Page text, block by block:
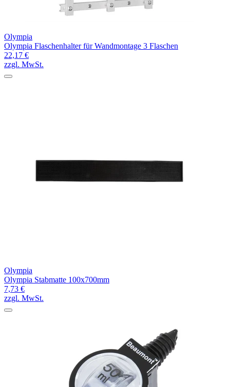
Olympia
Olympia Flaschenhalter für Wandmontage 3 Flaschen
22,17 €
zzgl. MwSt.
Olympia
Olympia Stabmatte 100x700mm
7,73 €
zzgl. MwSt.